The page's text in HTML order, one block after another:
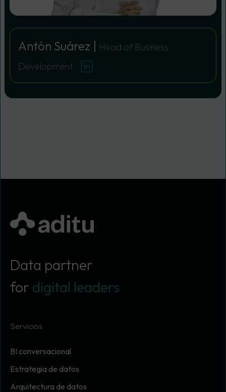
Antón Suárez | Head of Business
Development
Data partner
for digital leaders
Servicios
BI conversacional
Estrategia de datos
Arquitectura de datos